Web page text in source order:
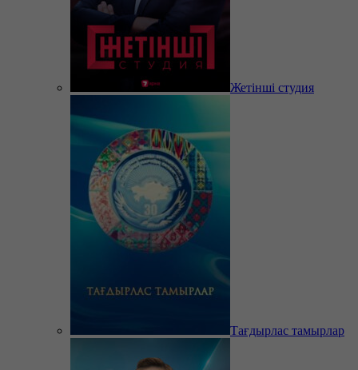
Жетінші студия
Тағдырлас тамырлар